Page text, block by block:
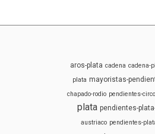
aros-plata cadena cadena-
plata mayoristas-
chapado-rodio pendientes-
plata pendientes-
austriaco pendientes-